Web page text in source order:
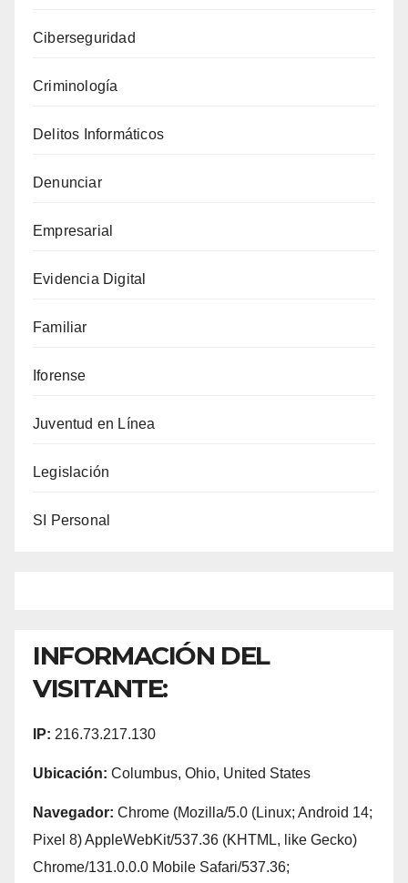
aprovecha
verificación
de
Ciberseguridad
Criminología
Delitos Informáticos
Denunciar
Empresarial
Evidencia Digital
Familiar
Iforense
Juventud en Línea
Legislación
SI Personal
INFORMACIÓN DEL
VISITANTE:
IP: 216.73.217.130
Ubicación: Columbus, Ohio, United States
Navegador: Chrome (Mozilla/5.0 (Linux; Android 14;
Pixel 8) AppleWebKit/537.36 (KHTML, like Gecko)
Chrome/131.0.0.0 Mobile Safari/537.36;